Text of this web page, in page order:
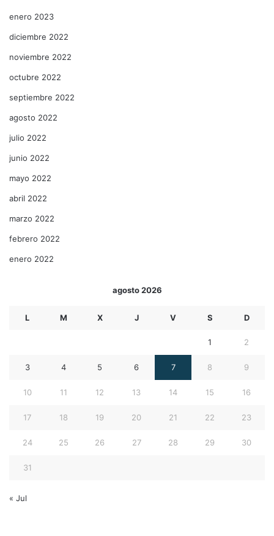
enero 2023
diciembre 2022
noviembre 2022
octubre 2022
septiembre 2022
agosto 2022
julio 2022
junio 2022
mayo 2022
abril 2022
marzo 2022
febrero 2022
enero 2022
agosto 2026
L M X J V S D
1 2
3 4 5 6 7 8 9
10 11 12 13 14 15 16
17 18 19 20 21 22 23
24 25 26 27 28 29 30
31
« Jul